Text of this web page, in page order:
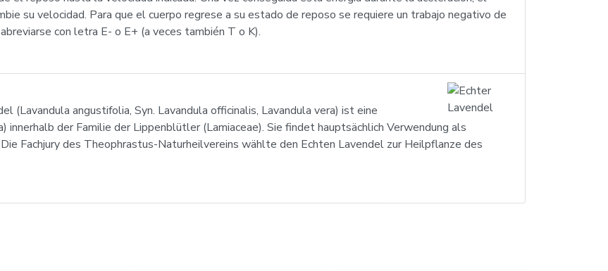
su velocidad. Para que el cuerpo regrese a su estado de reposo se requiere un trabajo negativo de
con letra E- o E+ (a veces también T o K).
(Lavandula angustifolia, Syn. Lavandula officinalis, Lavandula vera) ist eine
innerhalb der Familie der Lippenblütler (Lamiaceae). Sie findet hauptsächlich Verwendung als
Fachjury des Theophrastus-Naturheilvereins wählte den Echten Lavendel zur Heilpflanze des